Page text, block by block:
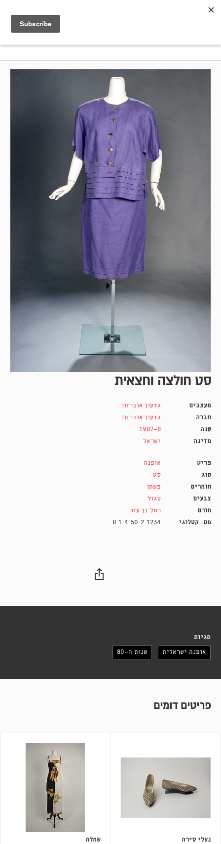
סט חולצה וחצאית
מעצבים
גדעון אוברזון
חברה
גדעון אוברזון
שנה
1987-8
מדינה
ישראל
פריט
אופנה
סוג
סט
חומרים
פשתן
צבעים
סגול
תורם
רחל בן עזר
מס. קטלוגי
8.1.4.50.2.1234
תגיות
אופנה ישראלית שנות ה-80
פריטים דומים
נעלי סירה
שמלה